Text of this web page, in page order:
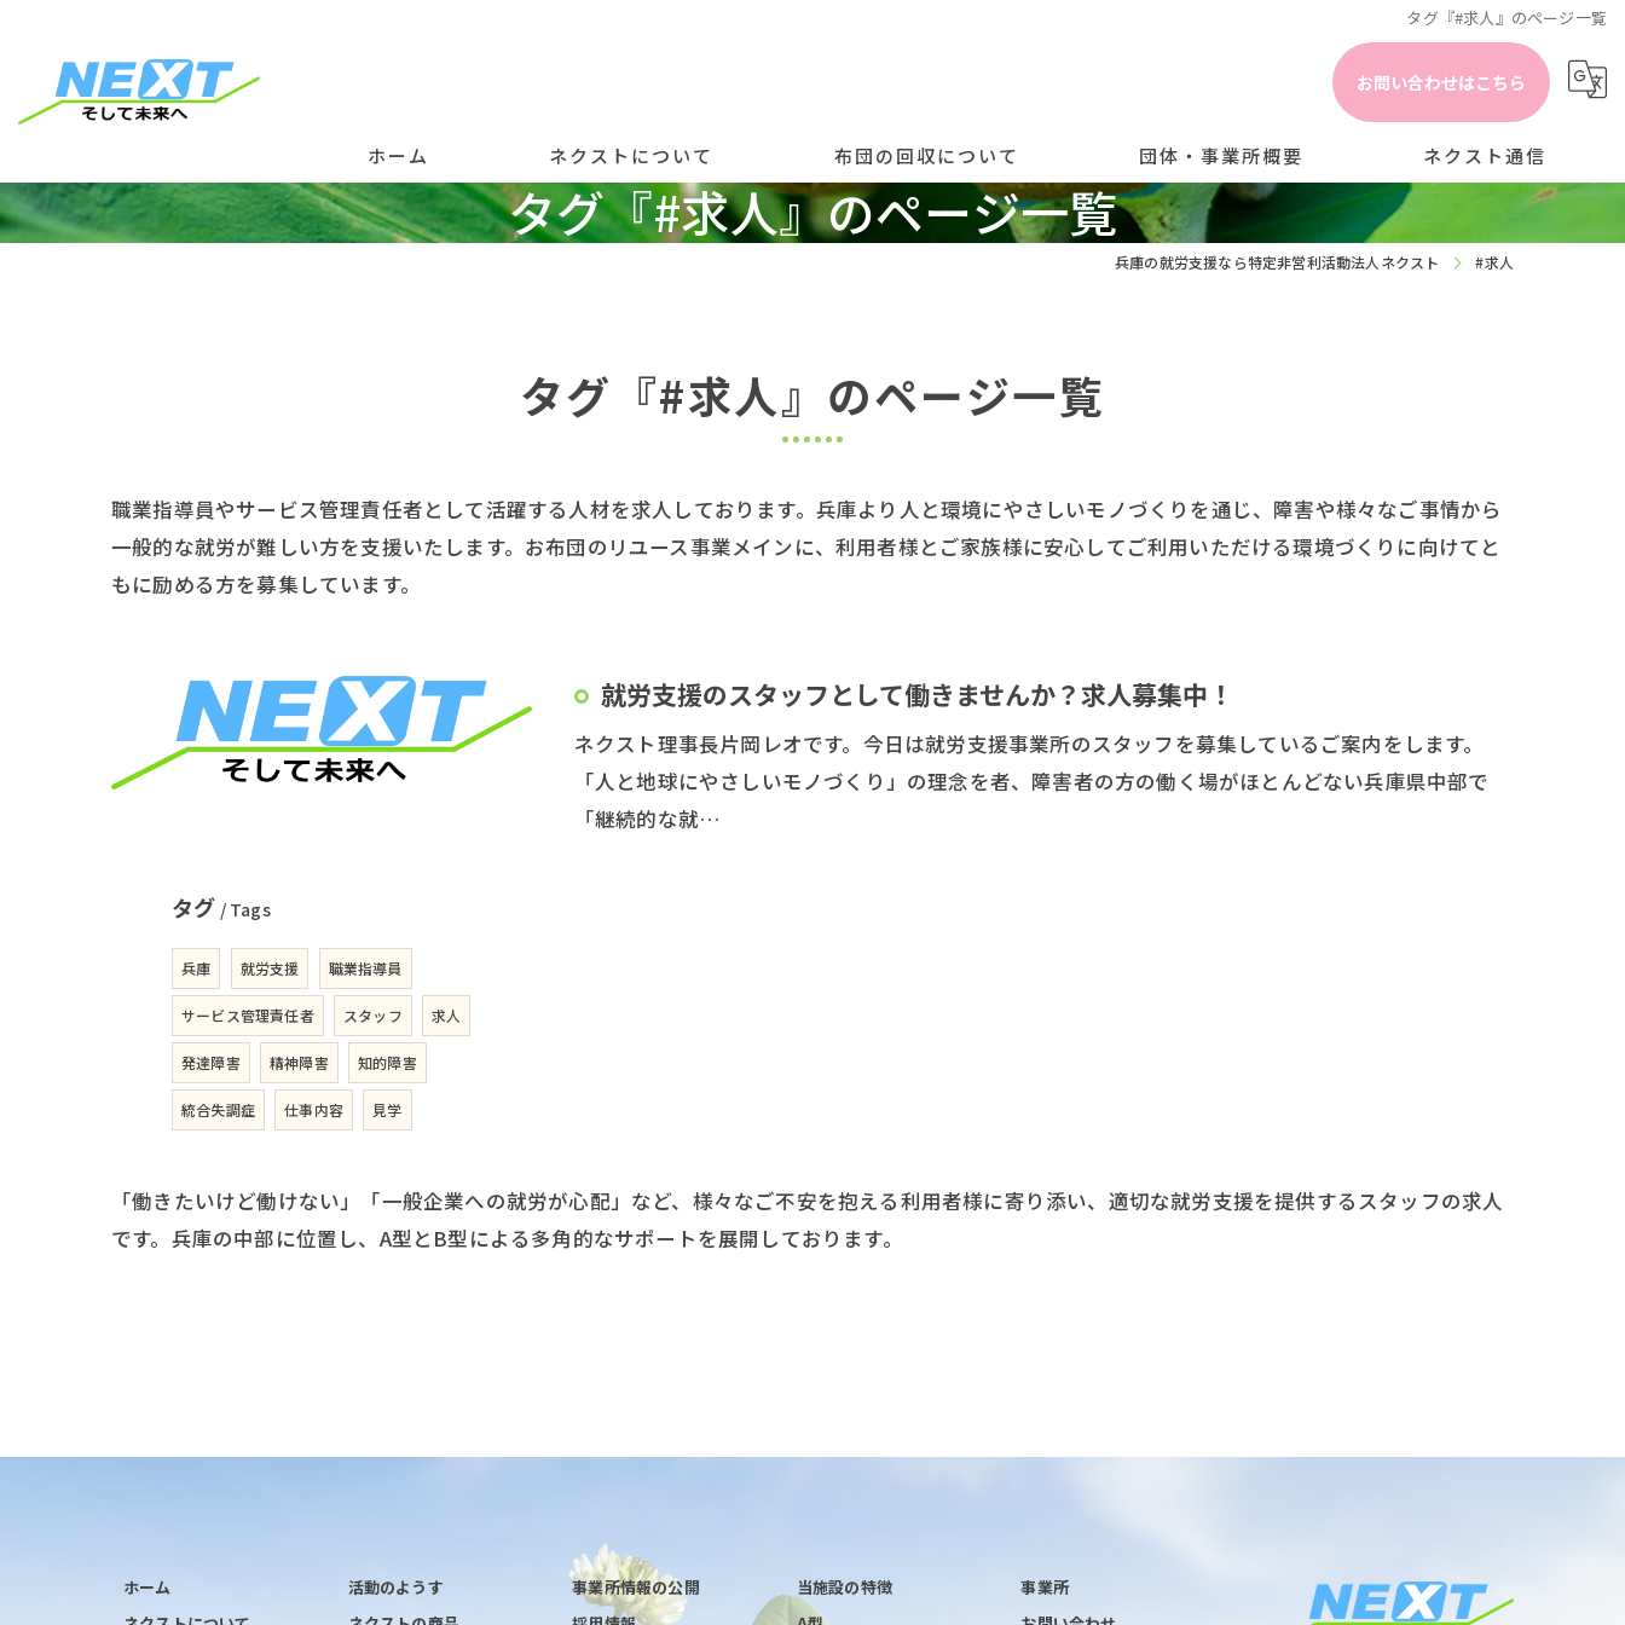
タグ『#求人』のページ一覧
お問い合わせはこちら
ホーム ネクストについて
理事長挨拶
活動のようす
布団の回収について
お布団を持ち込まれる方
団体・事業所概要
事業所情報の公開
ネクスト通信
タグ『#求人』のページ一覧
兵庫の就労支援なら特定非営利活動法人ネクスト #求人
タグ『#求人』のページ一覧
職業指導員やサービス管理責任者として活躍する人材を求人しております。兵庫より人と環境にやさしいモノづくりを通じ、障害や様々なご事情から
一般的な就労が難しい方を支援いたします。お布団のリユース事業メインに、利用者様とご家族様に安心してご利用いただける環境づくりに向けてと
もに励める方を募集しています。
就労支援のスタッフとして働きませんか？求人募集中！
ネクスト理事長片岡レオです。今日は就労支援事業所のスタッフを募集しているご案内をします。
「人と地球にやさしいモノづくり」の理念を者、障害者の方の働く場がほとんどない兵庫県中部で
「継続的な就…
タグ Tags
兵庫 就労支援 職業指導員
サービス管理責任者 スタッフ 求人
発達障害 精神障害 知的障害
統合失調症 仕事内容 見学
「働きたいけど働けない」「一般企業への就労が心配」など、様々なご不安を抱える利用者様に寄り添い、適切な就労支援を提供するスタッフの求人
です。兵庫の中部に位置し、A型とB型による多角的なサポートを展開しております。
ホーム
活動のようす
事業所情報の公開
当施設の特徴
事業所